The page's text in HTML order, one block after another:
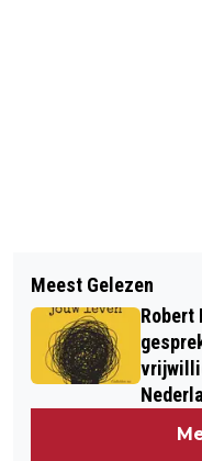
FORT-
GROOTSTE
Meest Gelezen
Robert